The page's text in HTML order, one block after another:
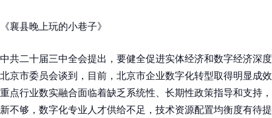
《襄县晚上玩的小巷子》
中共二十届三中全会提出，要健全促进实体经济和数字经济深
北京市委员会谈到，目前，北京市企业数字化转型取得明显成
重点行业数实融合面临着缺乏系统性、长期性政策指导和支持
新不够，数字化专业人才供给不足，技术资源配置均衡度有待